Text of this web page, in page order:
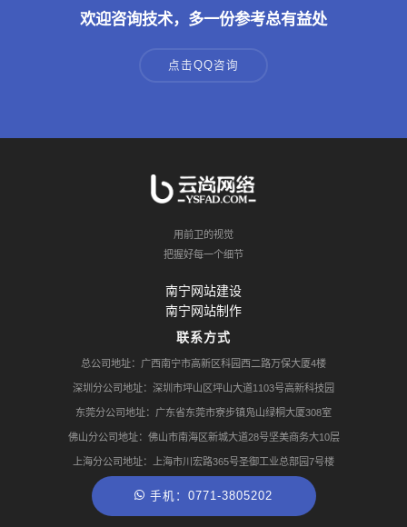
欢迎咨询技术，多一份参考总有益处
点击QQ咨询
用前卫的视觉
把握好每一个细节
南宁网站建设
南宁网站制作
联系方式
总公司地址：广西南宁市高新区科园西二路万保大厦4楼
深圳分公司地址：深圳市坪山区坪山大道1103号高新科技园
东莞分公司地址：广东省东莞市寮步镇凫山绿桐大厦308室
佛山分公司地址：佛山市南海区新城大道28号坚美商务大10层
上海分公司地址：上海市川宏路365号圣御工业总部园7号楼
手机：0771-3805202